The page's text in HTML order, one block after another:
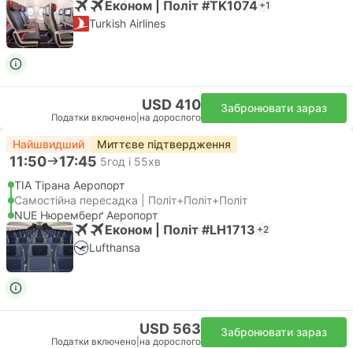
Економ | Політ #TK1074 +1
Turkish Airlines
USD 410
Податки включено на дорослого
Забронювати зараз
Найшвидший Миттєве підтвердження
11:50 17:45 5год і 55хв
TIA Тірана Аеропорт
Самостійна пересадка | Політ+Політ+Політ
NUE Нюремберґ Аеропорт
Економ | Політ #LH1713 +2
Lufthansa
USD 563
Податки включено на дорослого
Забронювати зараз